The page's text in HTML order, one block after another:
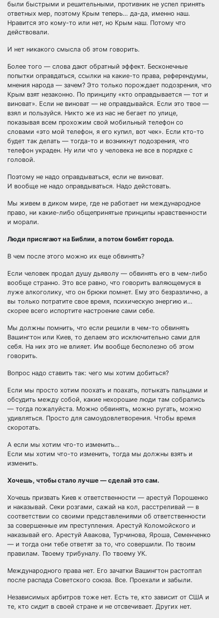
были быстрыми и решительными, противник не успел принять
ответных мер, поэтому Крым теперь… да-да, именно наш.
Нравится это кому-то или нет, но Крым наш. Потому что
действовали.
И нет никакого смысла об этом говорить.
Более того — слова дают обратный эффект. Бесконечные
попытки оправдаться, ссылки на какие-то права, референдумы,
мнения народа — зачем? Это только порождает подозрения, что
Крым взят незаконно. По принципу «кто оправдывается — тот и
виноват». Если не виноват — не оправдывайся. Если это твое —
взял и пользуйся. Никто же из нас не бегает по улице,
показывая всем прохожим свой мобильный телефон со
словами «это мой телефон, я его купил, вот чек». Если кто-то
будет так делать — тогда-то и возникнут подозрения, что
телефон украден. Ну или что у человека не все в порядке с
головой.
Поэтому не надо оправдываться, если не виноват.
И вообще не надо оправдываться. Надо дейстовать.
Мы живем в диком мире, где не работает ни международное
право, ни какие-либо общепринятые принципы нравственности
и морали.
Люди присягают на Библии, а потом бомбят города.
В чем после этого можно их еще обвинять?
Если человек продал душу дьяволу — обвинять его в чем-либо
вообще странно. Это все равно, что говорить валяющемуся в
луже алкоголику, что он брюки помнет. Ему это безразлично, а
вы только потратите свое время, психическую энергию и…
скорее всего испортите настроение сами себе.
Мы должны помнить, что если решили в чем-то обвинять
Вашингтон или Киев, то делаем это исключительно сами для
себя. На них это не влияет. Им вообще бесполезно об этом
говорить.
Вопрос надо ставить так: чего мы хотим добиться?
Если мы просто хотим поохать и поахать, потыкать пальцами и
обсудить между собой, какие нехорошие люди там собрались
— тогда пожалуйста. Можно обвинять, можно ругать, можно
удивляться. Просто для самоудовлетворения. Чтобы время
скоротать.
А если мы хотим что-то изменить…
Если мы хотим что-то изменить, тогда мы должны взять и
изменить.
Хочешь, чтобы стало лучше — сделай это сам.
Хочешь призвать Киев к ответственности — арестуй Порошенко
и наказывай. Секи розгами, сажай на кол, расстреливай — в
соответствии со своими представлениями об ответственности
за совершенные им преступления. Арестуй Коломойского и
наказывай его. Арестуй Авакова, Турчинова, Яроша, Семенченко
— и тогда они тебе ответят за то, что совершили. По твоим
правилам. Твоему трибуналу. По твоему УК.
Международного права нет. Его зачатки Вашингтон растоптал
после распада Советского союза. Все. Проехали и забыли.
Независимых арбитров тоже нет. Есть те, кто зависит от США и
те, кто сидит в своей стране и не отсвечивает. Других нет.